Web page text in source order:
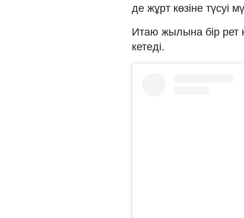
де жұрт көзіне түсуі
Итаю жылына бір рет
кетеді.